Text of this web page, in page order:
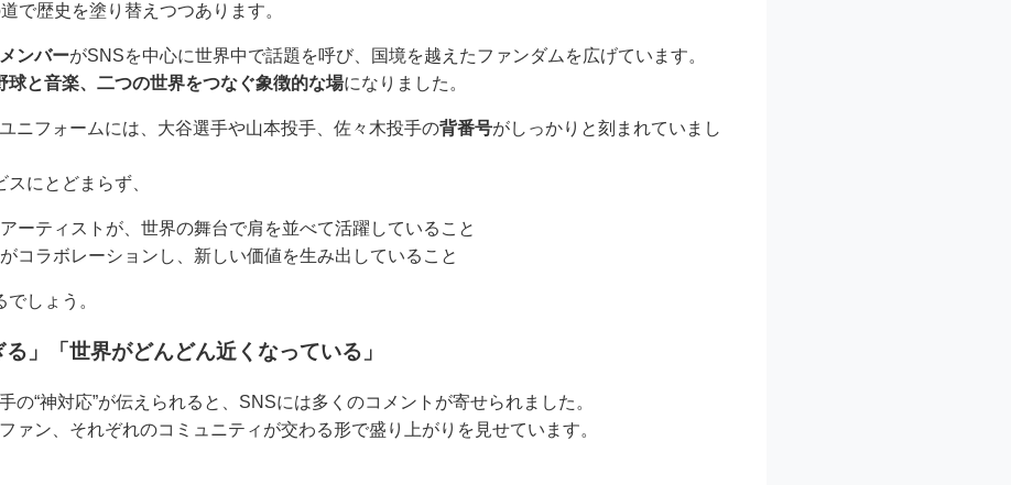
で歴史を塗り替えつつあります。
ンバーがSNSを中心に世界中で話題を呼び、国境を越えたファンダムを広げています。
球と音楽、二つの世界をつなぐ象徴的な場になりました。
ニフォームには、大谷選手や山本投手、佐々木投手の背番号がしっかりと刻まれていまし
にとどまらず、
ーティストが、世界の舞台で肩を並べて活躍していること
コラボレーションし、新しい価値を生み出していること
しょう。
」「世界がどんどん近くなっている」
の“神対応”が伝えられると、SNSには多くのコメントが寄せられました。
ァン、それぞれのコミュニティが交わる形で盛り上がりを見せています。